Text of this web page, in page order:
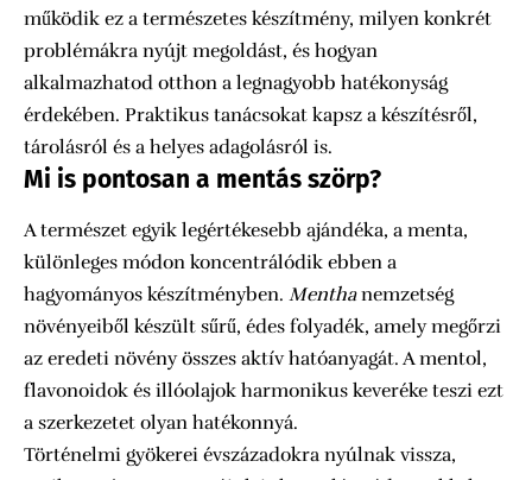
működik ez a természetes készítmény, milyen konkrét
problémákra nyújt megoldást, és hogyan
alkalmazhatod otthon a legnagyobb hatékonyság
érdekében. Praktikus tanácsokat kapsz a készítésről,
tárolásról és a helyes adagolásról is.
Mi is pontosan a mentás szörp?
A természet egyik legértékesebb ajándéka, a menta,
különleges módon koncentrálódik ebben a
hagyományos készítményben. Menthanemzetség
növényeiből készült sűrű, édes folyadék, amely megőrzi
az eredeti növény összes aktív hatóanyagát. A mentol,
flavonoidok és illóolajok harmonikus keveréke teszi ezt
a szerkezetet olyan hatékonnyá.
Történelmi gyökerei évszázadokra nyúlnak vissza,